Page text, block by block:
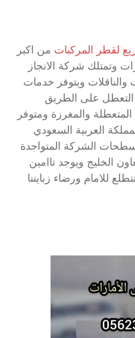
لقطر المركبات من اكبر
وتمتلك شركة الانجاز
ويتوفر خدمات
على الطريق
والمغرزة ومتوفر
العربية السعودي
الشركة المتواجدة
الخليج ويوجد تاامين
للامام ورضاء زبايننا